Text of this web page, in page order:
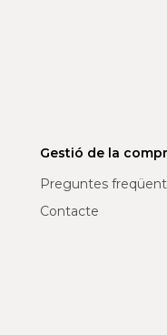
Gestió de la
Preguntes
Contacte